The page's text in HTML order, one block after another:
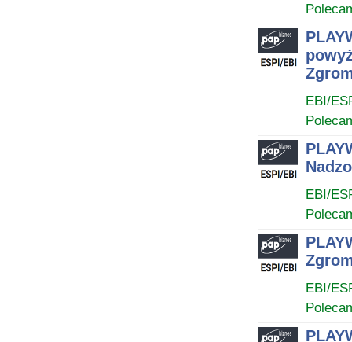
EBI/
EBI/
EBI/